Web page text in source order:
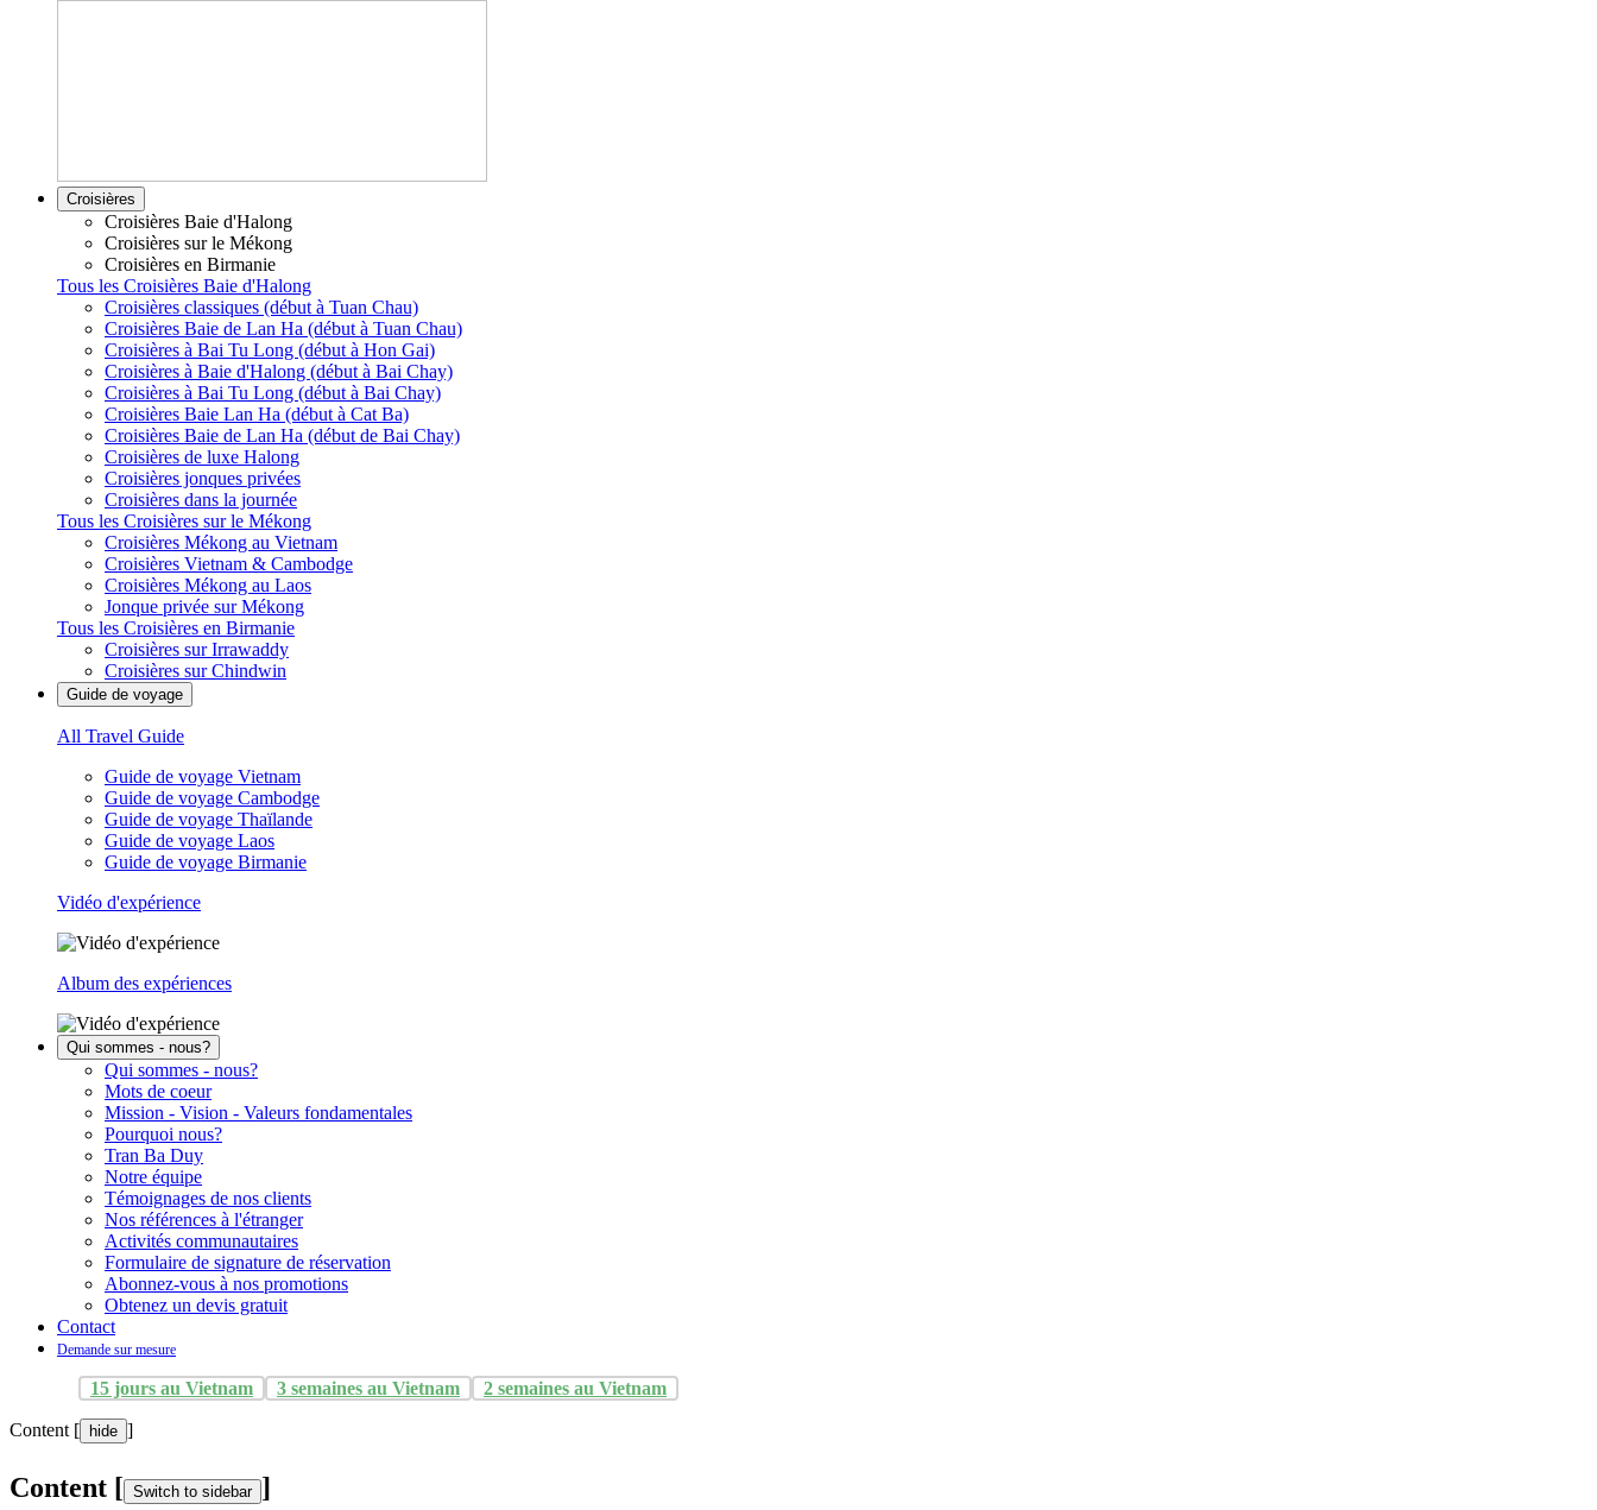
Croisières
Croisières Baie d'Halong
Croisières sur le Mékong
Croisières en Birmanie
Tous les Croisières Baie d'Halong
Croisières classiques (début à Tuan Chau)
Croisières Baie de Lan Ha (début à Tuan Chau)
Croisières à Bai Tu Long (début à Hon Gai)
Croisières à Baie d'Halong (début à Bai Chay)
Croisières à Bai Tu Long (début à Bai Chay)
Croisières Baie Lan Ha (début à Cat Ba)
Croisières Baie de Lan Ha (début de Bai Chay)
Croisières de luxe Halong
Croisières jonques privées
Croisières dans la journée
Tous les Croisières sur le Mékong
Croisières Mékong au Vietnam
Croisières Vietnam & Cambodge
Croisières Mékong au Laos
Jonque privée sur Mékong
Tous les Croisières en Birmanie
Croisières sur Irrawaddy
Croisières sur Chindwin
Guide de voyage
All Travel Guide
Guide de voyage Vietnam
Guide de voyage Cambodge
Guide de voyage Thaïlande
Guide de voyage Laos
Guide de voyage Birmanie
Vidéo d'expérience
Album des expériences
Qui sommes - nous?
Qui sommes - nous?
Mots de coeur
Mission - Vision - Valeurs fondamentales
Pourquoi nous?
Tran Ba Duy
Notre équipe
Témoignages de nos clients
Nos références à l'étranger
Activités communautaires
Formulaire de signature de réservation
Abonnez-vous à nos promotions
Obtenez un devis gratuit
Contact
Demande sur mesure
15 jours au Vietnam 3 semaines au Vietnam 2 semaines au Vietnam
Content [ hide ]
Content [ Switch to sidebar ]